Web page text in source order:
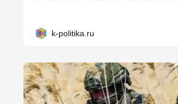
k-politika.ru